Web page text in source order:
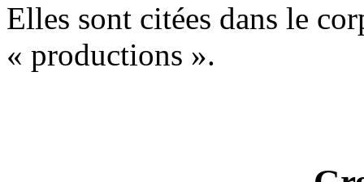
Elles sont citées dans le
« productions ».